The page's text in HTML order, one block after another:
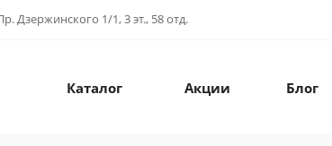
Дзержинского 1/1, 3 эт., 58 отд.
Каталог Акции Блог